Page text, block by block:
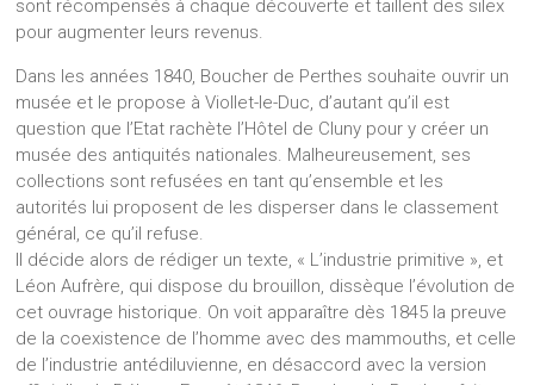
sont récompensés à chaque découverte et taillent des silex
pour augmenter leurs revenus.
Dans les années 1840, Boucher de Perthes souhaite ouvrir un
musée et le propose à Viollet-le-Duc, d’autant qu’il est
question que l’Etat rachète l’Hôtel de Cluny pour y créer un
musée des antiquités nationales. Malheureusement, ses
collections sont refusées en tant qu’ensemble et les
autorités lui proposent de les disperser dans le classement
général, ce qu’il refuse.
Il décide alors de rédiger un texte, « L’industrie primitive », et
Léon Aufrère, qui dispose du brouillon, dissèque l’évolution de
cet ouvrage historique. On voit apparaître dès 1845 la preuve
de la coexistence de l’homme avec des mammouths, et celle
de l’industrie antédiluvienne, en désaccord avec la version